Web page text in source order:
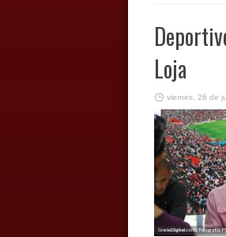
Loja
viernes, 26 de